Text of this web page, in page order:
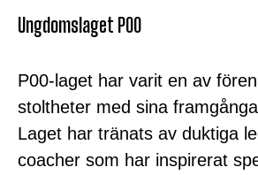
Ungdomslaget P00
P00-laget har varit en av
stoltheter med sina
Laget har tränats av duktiga
coacher som har inspirerat